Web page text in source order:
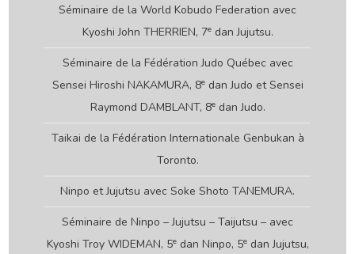
Séminaire de la World Kobudo Federation avec
Kyoshi John THERRIEN, 7edan Jujutsu.
Séminaire de la Fédération Judo Québec avec
Sensei Hiroshi NAKAMURA, 8edan Judo et Sensei
Raymond DAMBLANT, 8edan Judo.
Taikai de la Fédération Internationale Genbukan à
Toronto.
Ninpo et Jujutsu avec Soke Shoto TANEMURA.
Séminaire de Ninpo – Jujutsu – Taijutsu – avec
Kyoshi Troy WIDEMAN, 5edan Ninpo, 5edan Jujutsu,